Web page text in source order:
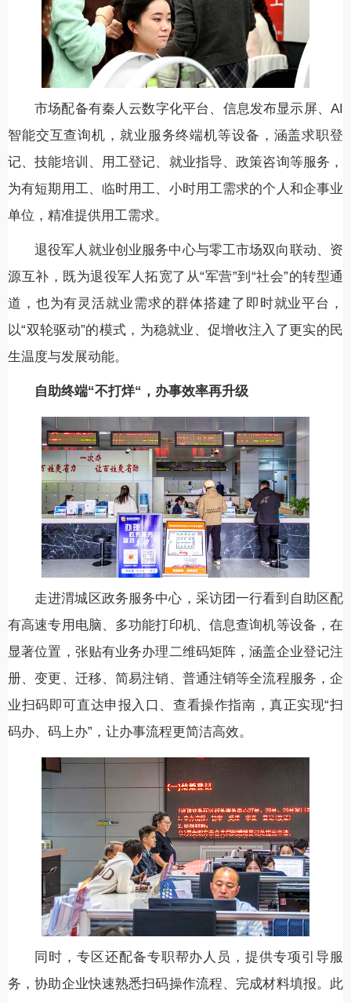
市场配备有秦人云数字化平台、信息发布显示屏、AI
智能交互查询机，就业服务终端机等设备，涵盖求职登
记、技能培训、用工登记、就业指导、政策咨询等服务，
为有短期用工、临时用工、小时用工需求的个人和企事业
单位，精准提供用工需求。
退役军人就业创业服务中心与零工市场双向联动、资
源互补，既为退役军人拓宽了从“军营”到“社会”的转型通
道，也为有灵活就业需求的群体搭建了即时就业平台，
以“双轮驱动”的模式，为稳就业、促增收注入了更实的民
生温度与发展动能。
自助终端“不打烊“，办事效率再升级
走进渭城区政务服务中心，采访团一行看到自助区配
有高速专用电脑、多功能打印机、信息查询机等设备，在
显著位置，张贴有业务办理二维码矩阵，涵盖企业登记注
册、变更、迁移、简易注销、普通注销等全流程服务，企
业扫码即可直达申报入口、查看操作指南，真正实现“扫
码办、码上办”，让办事流程更简洁高效。
同时，专区还配备专职帮办人员，提供专项引导服
务，协助企业快速熟悉扫码操作流程、完成材料填报。此